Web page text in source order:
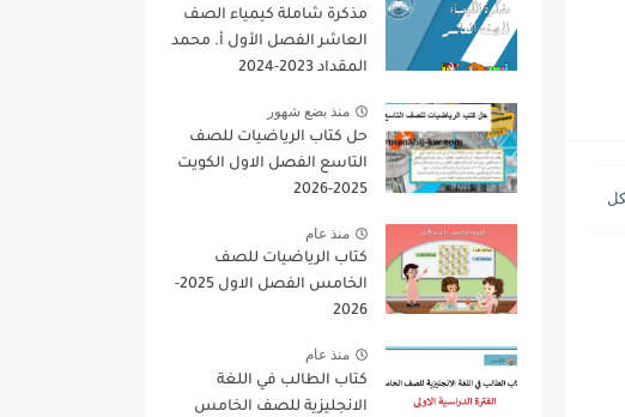
مذكرة شاملة كيمياء الصف
العاشر الفصل الأول أ. محمد
المقداد 2023-2024
منذ بضع شهور
حل كتاب الرياضيات للصف
التاسع الفصل الاول الكويت
2025-2026
منذ عام
كتاب الرياضيات للصف
الخامس الفصل الاول 2025-
2026
منذ عام
كتاب الطالب في اللغة
الانجليزية للصف الخامس